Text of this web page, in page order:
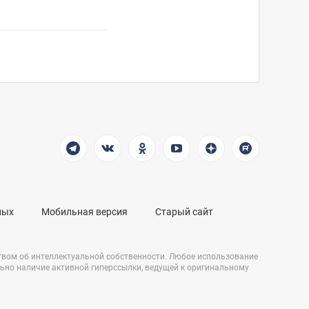
Мобильная версия Старый сайт
об интеллектуальной собственности. Любое использование
наличие активной гиперссылки, ведущей к оригинальному